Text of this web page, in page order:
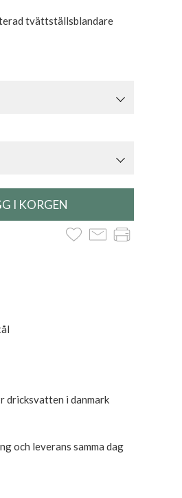
tvättställsblandare
dricksvatten i danmark
och leverans samma dag